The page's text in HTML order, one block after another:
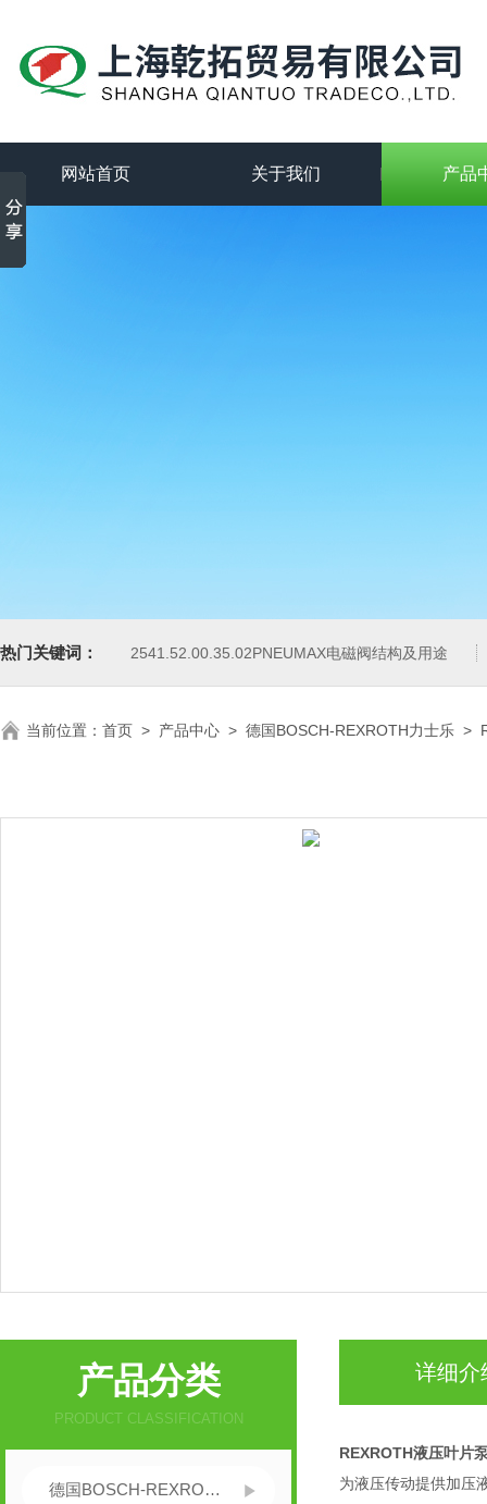
网站首页 关于我们 产品
热门关键词： 2541.52.00.35.02PNEUMAX电磁阀结构及用途
当前位置： 首页 > 产品中心 > 德国BOSCH-REXROTH力士乐 >
产品分类
PRODUCT CLASSIFICATION
德国BOSCH-REXROTH力士乐
详细介
REXROTH液压叶片
为液压传动提供加压